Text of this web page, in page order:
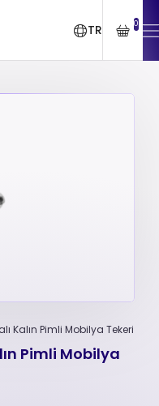
TR 0
Kalın Pimli Mobilya Tekeri
Pimli Mobilya